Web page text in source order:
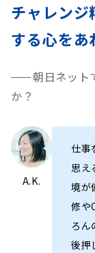
チャレンジ
する心をあ
朝日ネット
か？
A.K.
仕事
思え
境が
修や
ろん
後押